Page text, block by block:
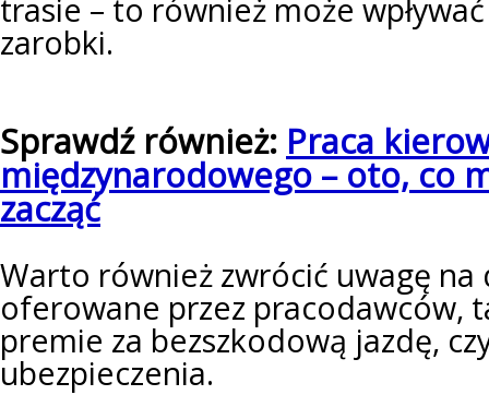
trasie – to również może
zarobki.
Sprawdź również: Praca
międzynarodowego – oto, co
zacząć
Warto również zwrócić uwagę
oferowane przez pracodawców,
premie za bezszkodową jazdę,
ubezpieczenia.